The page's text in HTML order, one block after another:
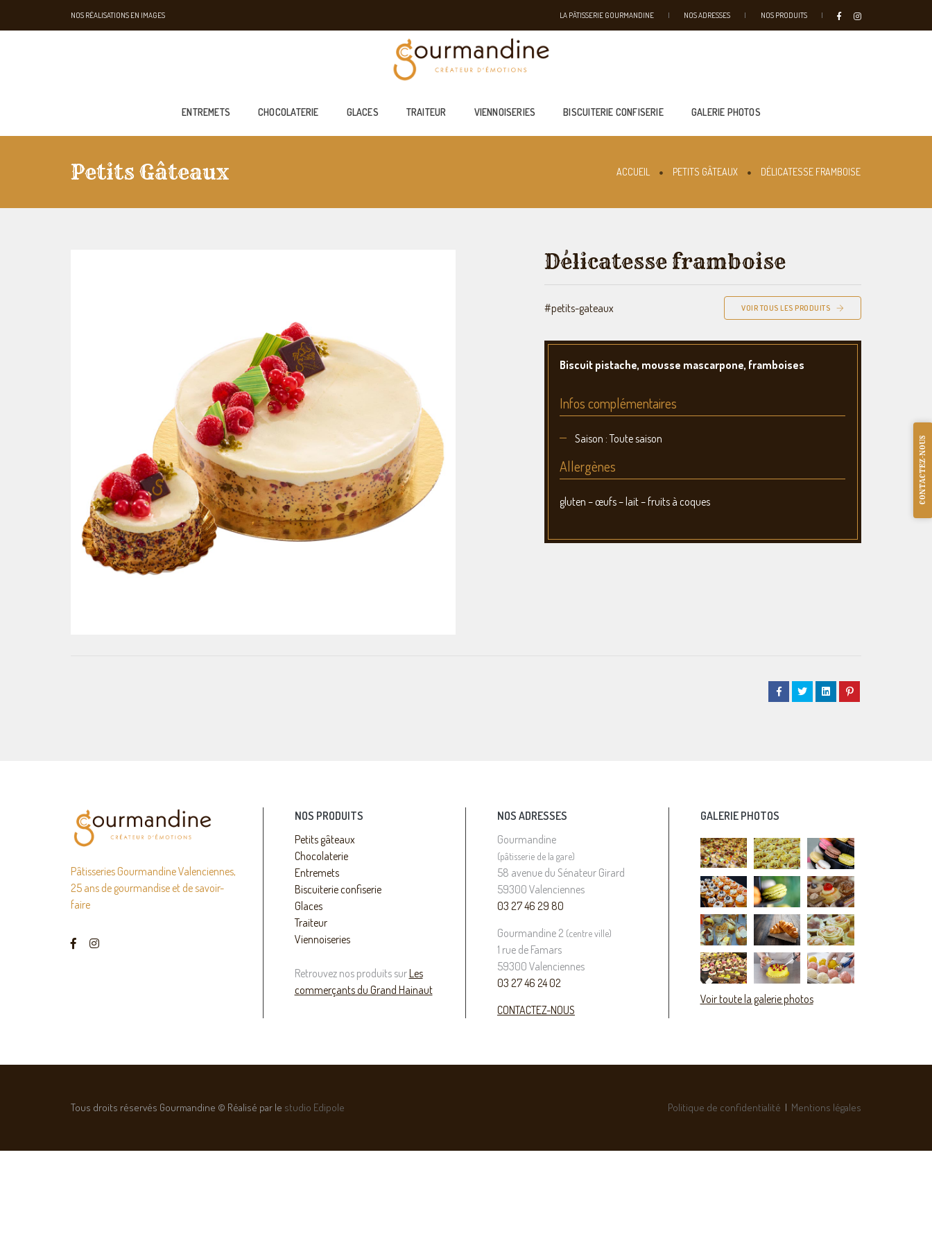
NOS RÉALISATIONS EN IMAGES LA PÂTISSERIE GOURMANDINE NOS ADRESSES NOS PRODUITS
ENTREMETS CHOCOLATERIE GLACES TRAITEUR VIENNOISERIES BISCUITERIE CONFISERIE GALERIE PHOTOS
Petits Gâteaux ACCUEIL PETITS GÂTEAUX DÉLICATESSE FRAMBOISE
Délicatesse framboise
#petits-gateaux VOIR TOUS LES PRODUITS
Biscuit pistache, mousse mascarpone, framboises
Infos complémentaires
Saison : Toute saison
Allergènes
gluten – œufs – lait – fruits à coques
Pâtisseries Gourmandine Valenciennes,
25 ans de gourmandise et de savoir-
faire
NOS PRODUITS
Petits gâteaux
Chocolaterie
Entremets
Biscuiterie confiserie
Glaces
Traiteur
Viennoiseries
Retrouvez nos produits surLes
commerçants du Grand Hainaut
NOS ADRESSES
Gourmandine
(pâtisserie de la gare)
58 avenue du Sénateur Girard
59300 Valenciennes
03 27 46 29 80
Gourmandine 2 (centre ville)
1 rue de Famars
59300 Valenciennes
03 27 46 24 02
CONTACTEZ-NOUS
GALERIE PHOTOS
Voir toute la galerie photos
Tous droits réservés Gourmandine © Réalisé par le studio Edipole Politique de confidentialité | Mentions légales
CONTACTEZ-NOUS